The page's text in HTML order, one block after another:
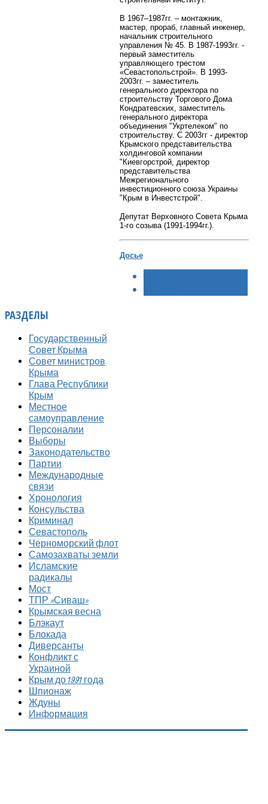
В 1967–1987гг. – монтажник,
мастер, прораб, главный инженер,
начальник строительного
управления № 45. В 1987-1993гг. -
первый заместитель
управляющего трестом
«Севастопольстрой». В 1993-
2003гг. – заместитель
генерального директора по
строительству Торгового Дома
Кондратевских, заместитель
генерального директора
объединения "Укртелеком" по
строительству. С 2003гг - директор
Крымского представительства
холдинговой компании
"Киевгорстрой, директор
представительства
Межрегионального
инвестиционного союза Украины
"Крым в Инвестстрой".
Депутат Верховного Совета Крыма
1-го созыва (1991-1994гг.).
Досье
РАЗДЕЛЫ
Государственный
Совет Крыма
Совет министров
Крыма
Глава Республики
Крым
Местное
самоуправление
Персоналии
Выборы
Законодательство
Партии
Международные
связи
Хронология
Консульства
Криминал
Севастополь
Черноморский флот
Самозахваты земли
Исламские
радикалы
Мост
ТПР «Сиваш»
Крымская весна
Блэкаут
Блокада
Диверсанты
Конфликт с
Украиной
Крым до 1991 года
Шпионаж
Ждуны
Информация